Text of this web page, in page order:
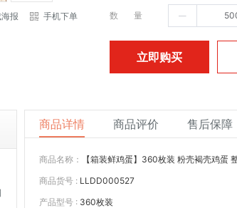
报 手机下单 数 量
立即购买
商品详情 商品评价 售后保障
商品名称：
【箱装鲜鸡蛋】360枚装 粉壳褐壳鸡蛋
商品货号 : LLDD000527
产品型号 : 360枚装